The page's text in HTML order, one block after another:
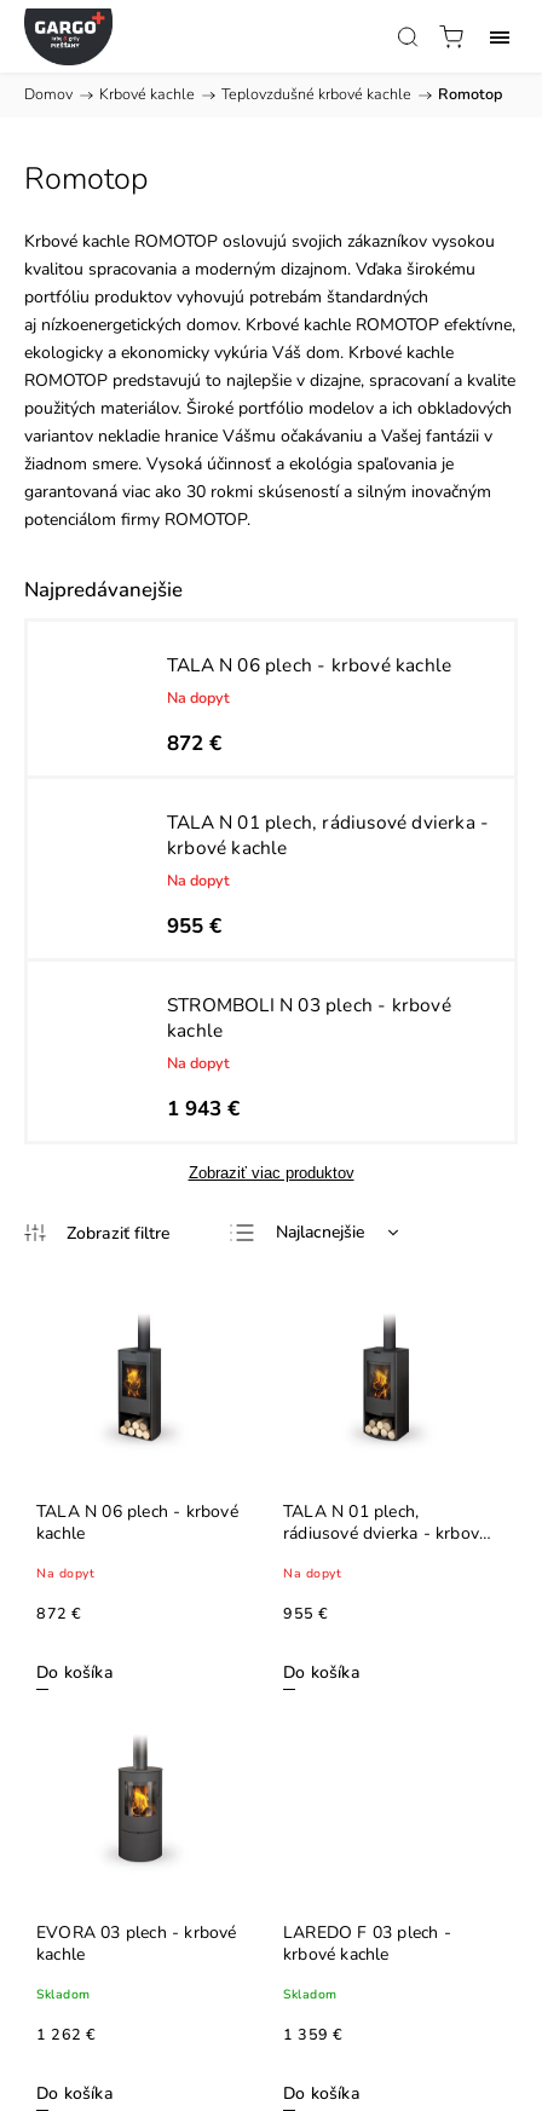
Domov / Krbové kachle / Teplovzdušné krbové kachle / Romotop
Romotop
Krbové kachle ROMOTOP oslovujú svojich zákazníkov vysokou
kvalitou spracovania a moderným dizajnom. Vďaka širokému
portfóliu produktov vyhovujú potrebám štandardných
aj nízkoenergetických domov. Krbové kachle ROMOTOP efektívne,
ekologicky a ekonomicky vykúria Váš dom. Krbové kachle
ROMOTOP predstavujú to najlepšie v dizajne, spracovaní a kvalite
použitých materiálov. Široké portfólio modelov a ich obkladových
variantov nekladie hranice Vášmu očakávaniu a Vašej fantázii v
žiadnom smere. Vysoká účinnosť a ekológia spaľovania je
garantovaná viac ako 30 rokmi skúseností a silným inovačným
potenciálom firmy ROMOTOP.
Najpredávanejšie
TALA N 06 plech - krbové kachle
Na dopyt
872 €
TALA N 01 plech, rádiusové dvierka -
krbové kachle
Na dopyt
955 €
STROMBOLI N 03 plech - krbové
kachle
Na dopyt
1 943 €
Zobraziť viac produktov
Najlacnejšie
TALA N 06 plech - krbové
kachle
Na dopyt
872 €
Do košíka
TALA N 01 plech,
rádiusové dvierka - krbové
Na dopyt
955 €
Do košíka
EVORA 03 plech - krbové
kachle
Skladom
1 262 €
Do košíka
LAREDO F 03 plech -
krbové kachle
Skladom
1 359 €
Do košíka